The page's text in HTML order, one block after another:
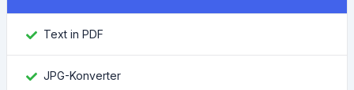
Text in PDF
JPG-Konverter